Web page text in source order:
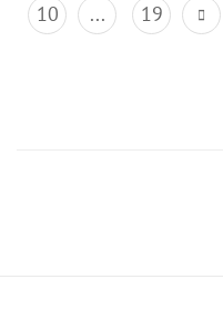
10
... 19